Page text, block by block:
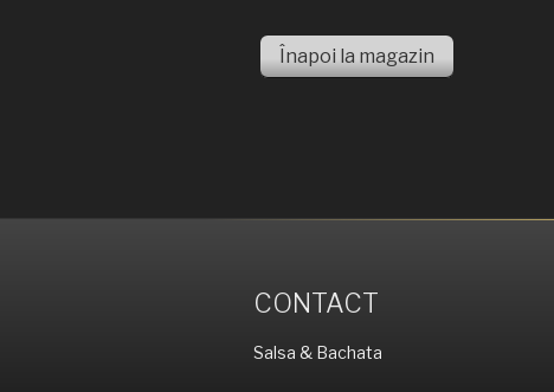
Înapoi la magazin
CONTACT
Salsa & Bachata